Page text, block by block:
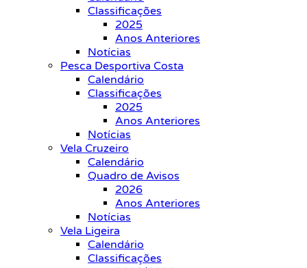
Classificações
2025
Anos Anteriores
Notícias
Pesca Desportiva Costa
Calendário
Classificações
2025
Anos Anteriores
Notícias
Vela Cruzeiro
Calendário
Quadro de Avisos
2026
Anos Anteriores
Notícias
Vela Ligeira
Calendário
Classificações